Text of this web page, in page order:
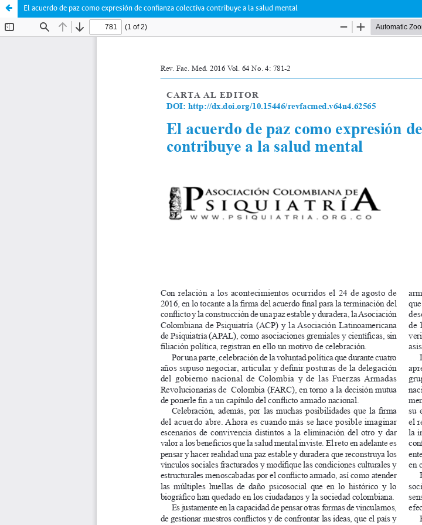
El acuerdo de paz como expresión de confianza colectiva contribuye a la salud mental